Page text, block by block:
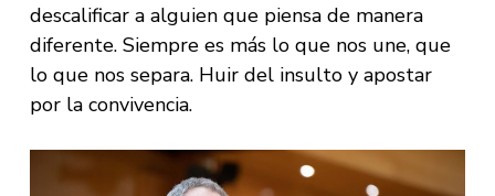
descalificar a alguien que piensa de manera
diferente. Siempre es más lo que nos une, que
lo que nos separa. Huir del insulto y apostar
por la convivencia.